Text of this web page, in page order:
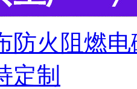
防火阻燃
定制